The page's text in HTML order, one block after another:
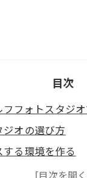
目次
フォトスタジ
オの選び方
る環境を作る